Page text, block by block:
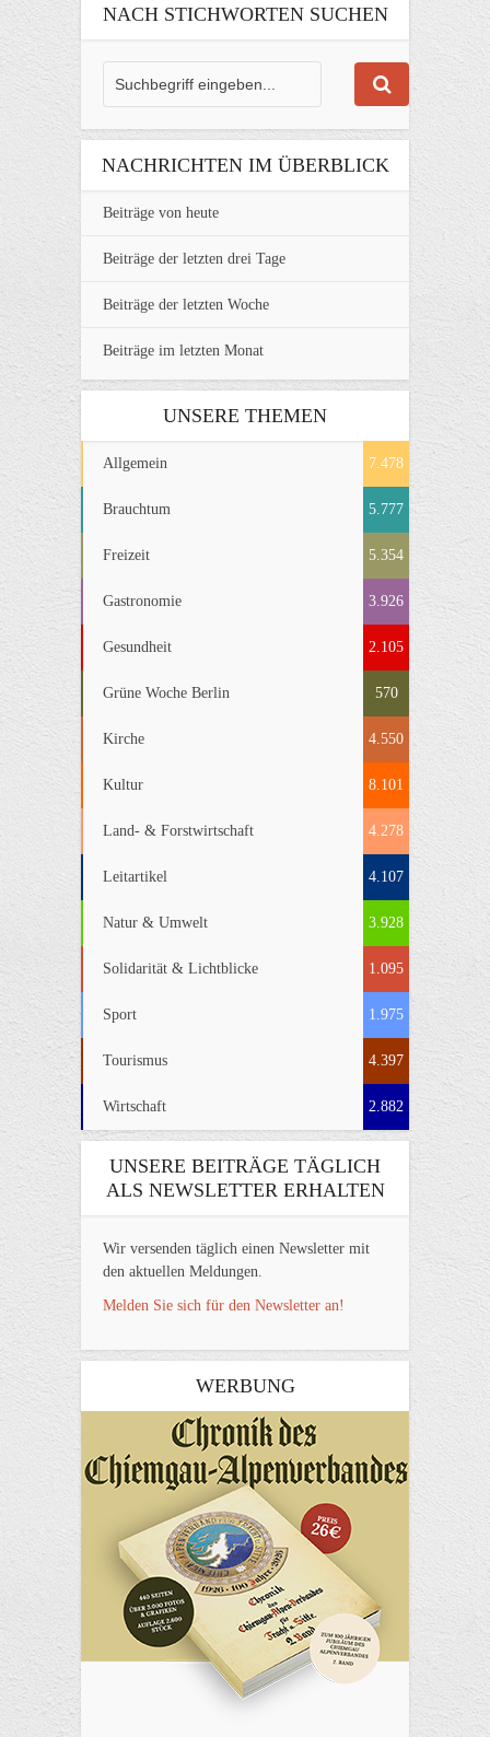
NACH STICHWORTEN SUCHEN
NACHRICHTEN IM ÜBERBLICK
Beiträge von heute
Beiträge der letzten drei Tage
Beiträge der letzten Woche
Beiträge im letzten Monat
UNSERE THEMEN
Allgemein 7.478
Brauchtum 5.777
Freizeit 5.354
Gastronomie 3.926
Gesundheit 2.105
Grüne Woche Berlin 570
Kirche 4.550
Kultur 8.101
Land- & Forstwirtschaft 4.278
Leitartikel 4.107
Natur & Umwelt 3.928
Solidarität & Lichtblicke 1.095
Sport 1.975
Tourismus 4.397
Wirtschaft 2.882
UNSERE BEITRÄGE TÄGLICH
ALS NEWSLETTER ERHALTEN
Wir versenden täglich einen Newsletter mit
den aktuellen Meldungen.
Melden Sie sich für den Newsletter an!
WERBUNG